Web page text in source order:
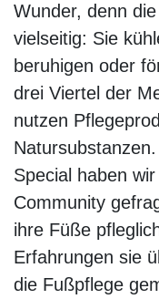
Wunder, denn
vielseitig: Sie
beruhigen oder
drei Viertel der
nutzen
Special haben
Community
ihre Füße
Erfahrungen sie
die Fußpflege